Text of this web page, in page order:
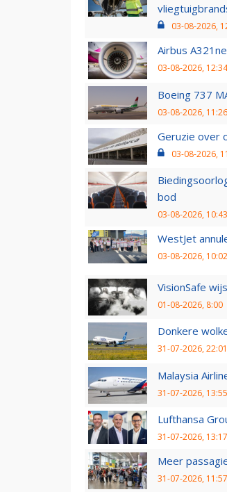
03-08-2026,
Airbus
03-08-2026, 12:34
Boeing 737
03-08-2026, 11:26
Geruzie over
03-08-2026,
bod
03-08-2026, 10:43
WestJet
03-08-2026, 10:02
VisionSafe
01-08-2026, 8:00
Donkere
31-07-2026, 22:01
Malaysia
31-07-2026, 13:55
Lufthansa
31-07-2026, 13:17
Meer
31-07-2026, 11:57